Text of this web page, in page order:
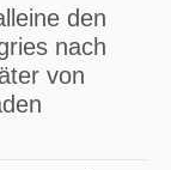
den
nach
von